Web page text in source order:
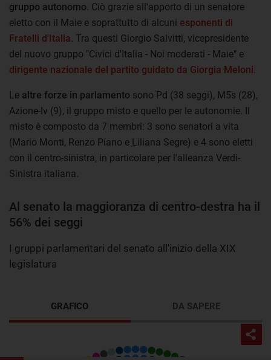
gruppo autonomo. Ciò grazie all'apporto di un senatore
eletto con il Maie e soprattutto di alcuni esponenti di
Fratelli d'Italia. Tra questi Giorgio Salvitti, vicepresidente
del nuovo gruppo "Civici d'Italia - Noi moderati - Maie" e
dirigente nazionale del partito guidato da Giorgia Meloni.
Le altre forze in parlamento sono Pd (38 seggi), M5s (28),
Azione-Iv (9), il gruppo misto e quello per le autonomie. Il
misto è composto da 7 membri: 3 sono senatori a vita
(Mario Monti, Renzo Piano e Liliana Segre) e 4 sono eletti
con il centro-sinistra, in particolare per l'alleanza Verdi-
Sinistra italiana.
Al senato la maggioranza di centro-destra ha il
56% dei seggi
I gruppi parlamentari del senato all'inizio della XIX
legislatura
GRAFICO DA SAPERE